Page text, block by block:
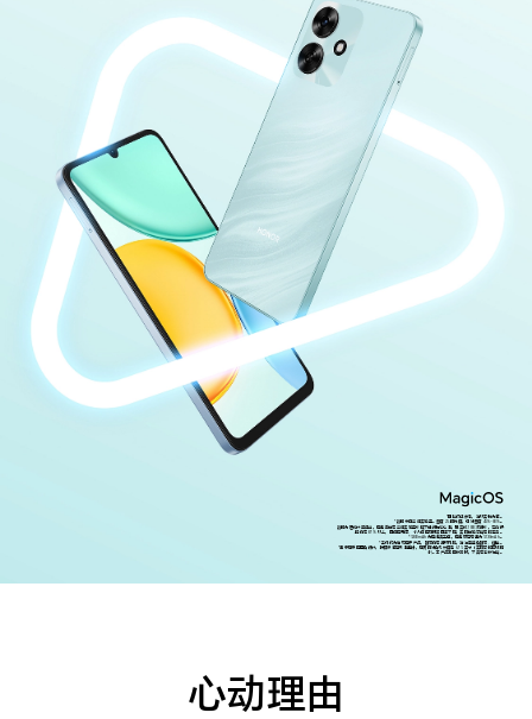
*图片仅供参考，请以实物为准。
*数据来自荣耀实验室。温度 25 摄氏度，相对湿度 45%-80%。
数据为理论计算得出，电池单体在荣耀实验室环境下进行抽样检测，已完成 1000 次循环，寿命保
持仍在 87% 以上，因使用场景、个人使用习惯等因素不同，实际体验可能有所差异。
*5300mAh 为电池典型值，电池额定容量为 5130mAh。
*手机作为精密电子产品，跌落仍有损坏风险，请注意避免跌落、碰撞。
*显示屏采用圆角设计，按照标准矩形测量时，屏幕的对角线长度是 6.75 英寸（实际可视区域略
小)。本产品非医疗器械，不具有治疗功能。
心动理由